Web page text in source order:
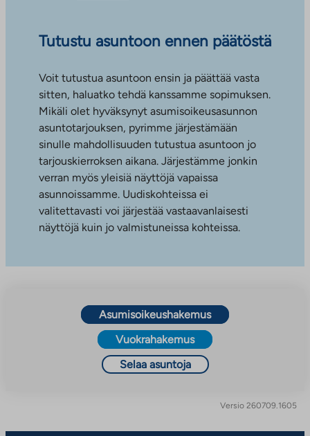
Tutustu asuntoon ennen päätöstä
Voit tutustua asuntoon ensin ja päättää vasta
sitten, haluatko tehdä kanssamme sopimuksen.
Mikäli olet hyväksynyt asumisoikeusasunnon
asuntotarjouksen, pyrimme järjestämään
sinulle mahdollisuuden tutustua asuntoon jo
tarjouskierroksen aikana. Järjestämme jonkin
verran myös yleisiä näyttöjä vapaissa
asunnoissamme. Uudiskohteissa ei
valitettavasti voi järjestää vastaavanlaisesti
näyttöjä kuin jo valmistuneissa kohteissa.
Asumisoikeushakemus
Vuokrahakemus
Selaa asuntoja
Versio 260709.1605